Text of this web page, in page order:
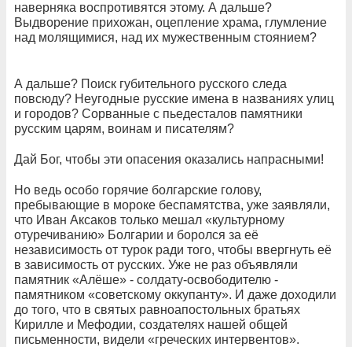
наверняка воспротивятся этому. А дальше?
Выдворение прихожан, оцепление храма, глумление
над молящимися, над их мужественным стоянием?
А дальше? Поиск губительного русского следа
повсюду? Неугодные русские имена в названиях улиц
и городов? Сорванные с пьедесталов памятники
русским царям, воинам и писателям?
Дай Бог, чтобы эти опасения оказались напрасными!
Но ведь особо горячие болгарские голову,
пребывающие в мороке беспамятства, уже заявляли,
что Иван Аксаков только мешал «культурному
отуречиванию» Болгарии и боролся за её
независимость от турок ради того, чтобы ввергнуть её
в зависимость от русских. Уже не раз объявляли
памятник «Алёше» - солдату-освободителю -
памятником «советскому оккупанту». И даже доходили
до того, что в святых равноапостольных братьях
Кирилле и Мефодии, создателях нашей общей
письменности, видели «греческих интервентов».